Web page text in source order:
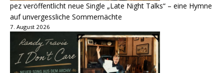
pez veröffentlicht neue Single „Late Night Talks“ – eine Hymne
auf unvergessliche Sommernächte
7. August 2026